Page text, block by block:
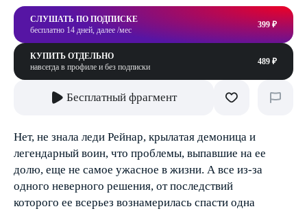
СЛУШАТЬ ПО ПОДПИСКЕ
бесплатно 14 дней, далее /мес
399 ₽
КУПИТЬ ОТДЕЛЬНО
навсегда в профиле и без подписки
489 ₽
Бесплатный фрагмент
Нет, не знала леди Рейнар, крылатая демоница и
легендарный воин, что проблемы, выпавшие на ее
долю, еще не самое ужасное в жизни. А все из-за
одного неверного решения, от последствий
которого ее всерьез вознамерилась спасти одна